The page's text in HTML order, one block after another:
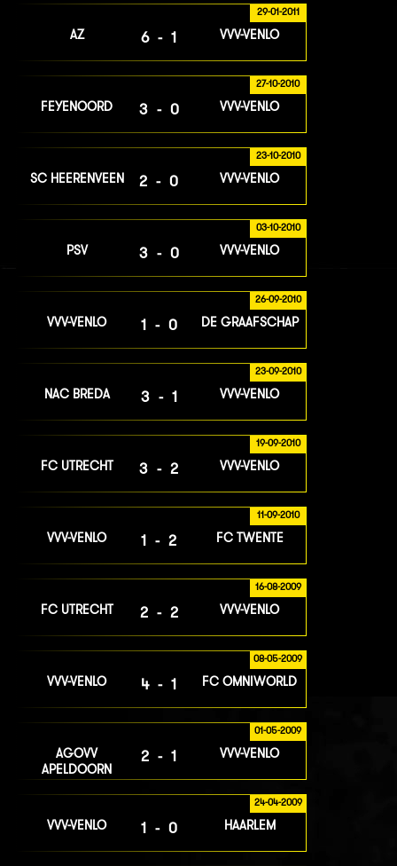
29-01-2011
AZ 6-1 VVV-VENLO
27-10-2010
FEYENOORD 3-0 VVV-VENLO
23-10-2010
SC HEERENVEEN 2-0 VVV-VENLO
03-10-2010
PSV 3-0 VVV-VENLO
26-09-2010
VVV-VENLO 1-0 DE GRAAFSCHAP
23-09-2010
NAC BREDA 3-1 VVV-VENLO
19-09-2010
FC UTRECHT 3-2 VVV-VENLO
11-09-2010
VVV-VENLO 1-2 FC TWENTE
16-08-2009
FC UTRECHT 2-2 VVV-VENLO
08-05-2009
VVV-VENLO 4-1 FC OMNIWORLD
01-05-2009
AGOVV
APELDOORN
2-1 VVV-VENLO
24-04-2009
VVV-VENLO 1-0 HAARLEM